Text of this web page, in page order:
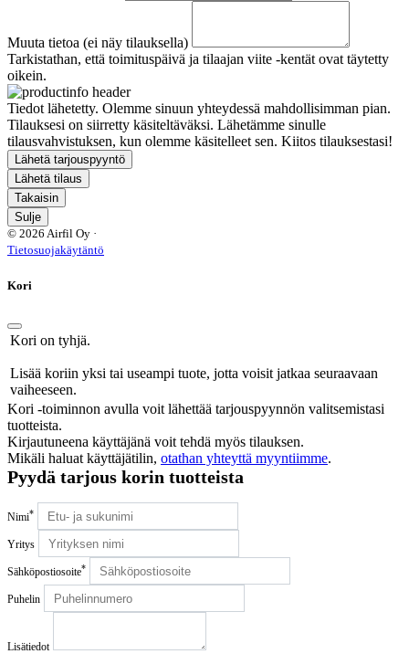
Muuta tietoa (ei näy tilauksella)
Tarkistathan, että toimituspäivä ja tilaajan viite -kentät ovat täytetty
oikein.
Tiedot lähetetty. Olemme sinuun yhteydessä mahdollisimman pian.
Tilauksesi on siirretty käsiteltäväksi. Lähetämme sinulle
tilausvahvistuksen, kun olemme käsitelleet sen. Kiitos tilauksestasi!
Lähetä tarjouspyyntö
Lähetä tilaus
Takaisin
Sulje
© 2026 Airfil Oy ·
Tietosuojakäytäntö
Kori
Kori on tyhjä.
Lisää koriin yksi tai useampi tuote, jotta voisit jatkaa seuraavaan
vaiheeseen.
Kori -toiminnon avulla voit lähettää tarjouspyynnön valitsemistasi
tuotteista.
Kirjautuneena käyttäjänä voit tehdä myös tilauksen.
Mikäli haluat käyttäjätilin, otathan yhteyttä myyntiimme.
Pyydä tarjous korin tuotteista
Nimi*
Yritys
Sähköpostiosoite*
Puhelin
Lisätiedot